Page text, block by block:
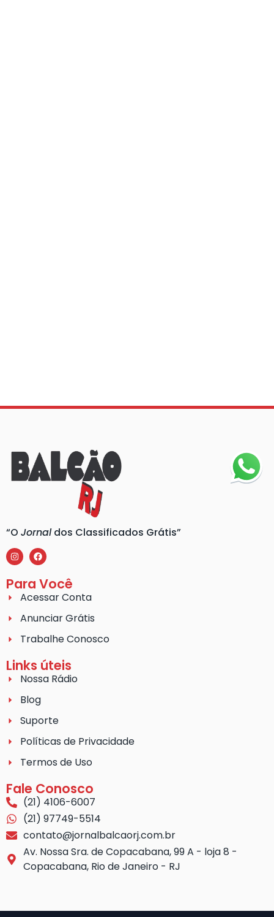
“O Jornaldos Classificados Grátis”
Para Você
Acessar Conta
Anunciar Grátis
Trabalhe Conosco
Links úteis
Nossa Rádio
Blog
Suporte
Políticas de Privacidade
Termos de Uso
Fale Conosco
(21) 4106-6007
(21) 97749-5514
contato@jornalbalcaorj.com.br
Av. Nossa Sra. de Copacabana, 99 A - loja 8 -
Copacabana, Rio de Janeiro - RJ